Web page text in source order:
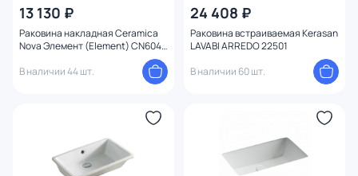
13 130 ₽
Раковина накладная Ceramica
Nova Элемент (Element) CN6046
В наличии 44 шт.
24 408 ₽
Раковина встраиваемая Kerasan
LAVABI ARREDO 22501
В наличии 60 шт.